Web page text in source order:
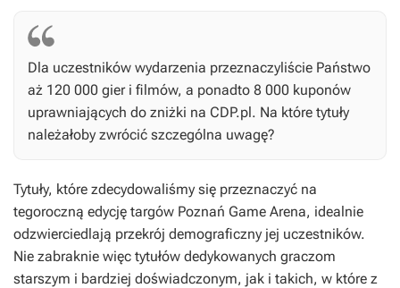
Dla uczestników wydarzenia przeznaczyliście Państwo
aż 120 000 gier i filmów, a ponadto 8 000 kuponów
uprawniających do zniżki na CDP.pl. Na które tytuły
należałoby zwrócić szczególna uwagę?
Tytuły, które zdecydowaliśmy się przeznaczyć na
tegoroczną edycję targów Poznań Game Arena, idealnie
odzwierciedlają przekrój demograficzny jej uczestników.
Nie zabraknie więc tytułów dedykowanych graczom
starszym i bardziej doświadczonym, jak i takich, w które z